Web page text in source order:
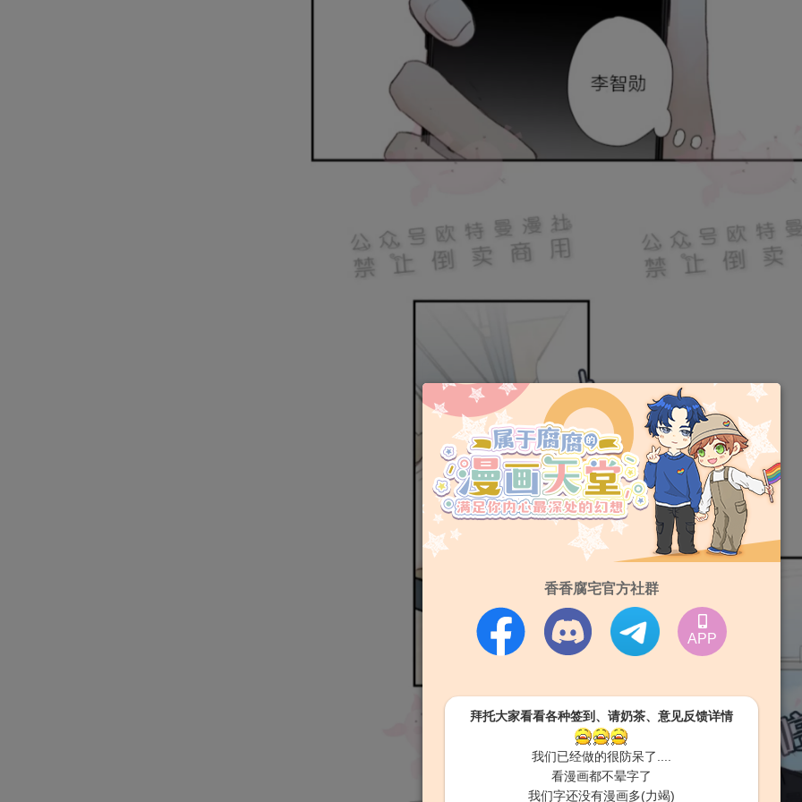
香香腐宅官方社群
APP
拜托大家看看各种签到、请奶茶、意见反馈详情
我们已经做的很防呆了....
看漫画都不晕字了
我们字还没有漫画多(力竭)